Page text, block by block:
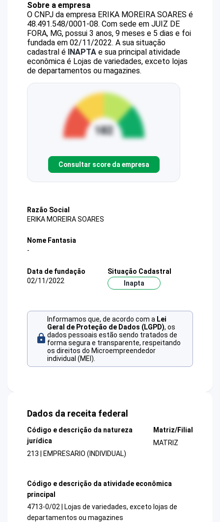
Sobre a empresa
O CNPJ da empresa ERIKA MOREIRA SOARES é
48.491.548/0001-08. Com sede em JUIZ DE
FORA, MG, possui 3 anos, 9 meses e 5 dias e foi
fundada em 02/11/2022. A sua situação
cadastral é INAPTA e sua principal atividade
econômica é Lojas de variedades, exceto lojas
de departamentos ou magazines.
Consultar score da empresa
Razão Social
ERIKA MOREIRA SOARES
Nome Fantasia
-
Data de fundação
02/11/2022
Situação Cadastral
Inapta
Informamos que, de acordo com a Lei
Geral de Proteção de Dados (LGPD), os
dados pessoais estão sendo tratados de
forma segura e transparente, respeitando
os direitos do Microempreendedor
individual (MEI).
Dados da receita federal
Código e descrição da natureza
jurídica
213 | EMPRESARIO (INDIVIDUAL)
Matriz/Filial
MATRIZ
Código e descrição da atividade econômica
principal
4713-0/02 | Lojas de variedades, exceto lojas de
departamentos ou magazines